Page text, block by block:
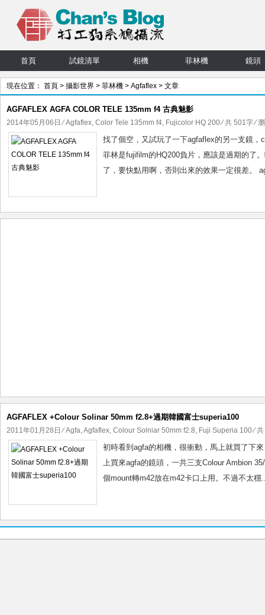
首頁 試鏡清單 相機 菲林機 鏡頭
現在位置： 首頁 > 攝影世界 > 菲林機 > Agfaflex > 文章
AGFAFLEX AGFA COLOR TELE 135mm f4 古典魅影
2014年05月06日 ⁄Agfaflex, Color Tele 135mm f4, Fujicolor HQ 200⁄ 共 501字 ⁄
找了個空，又試玩了一下agfaflex的另一支鏡
菲林是fujifilm的HQ200負片，應該是過期的了
了，要快點用啊，否則出來的效果一定很差。
AGFAFLEX +Colour Solinar 50mm f2.8+過期韓國富士superia100
2011年01月28日 ⁄Agfa,Agfaflex, Colour Solniar 50mm f2.8, Fuji Superia 100⁄
初時看到agfa的相機，很衝動，馬上就買了下
上買來agfa的鏡頭，一共三支Colour Ambion
個mount轉m42放在m42卡口上用。不過不太